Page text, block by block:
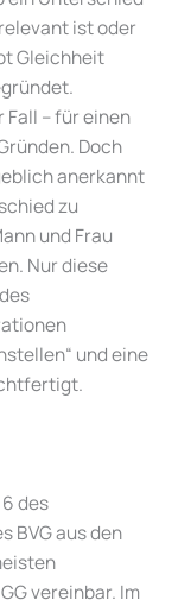
ist oder
Gleichheit
– für einen
Doch
anerkannt
zu
und Frau
Nur diese
und eine
des
BVG aus den
vereinbar. Im